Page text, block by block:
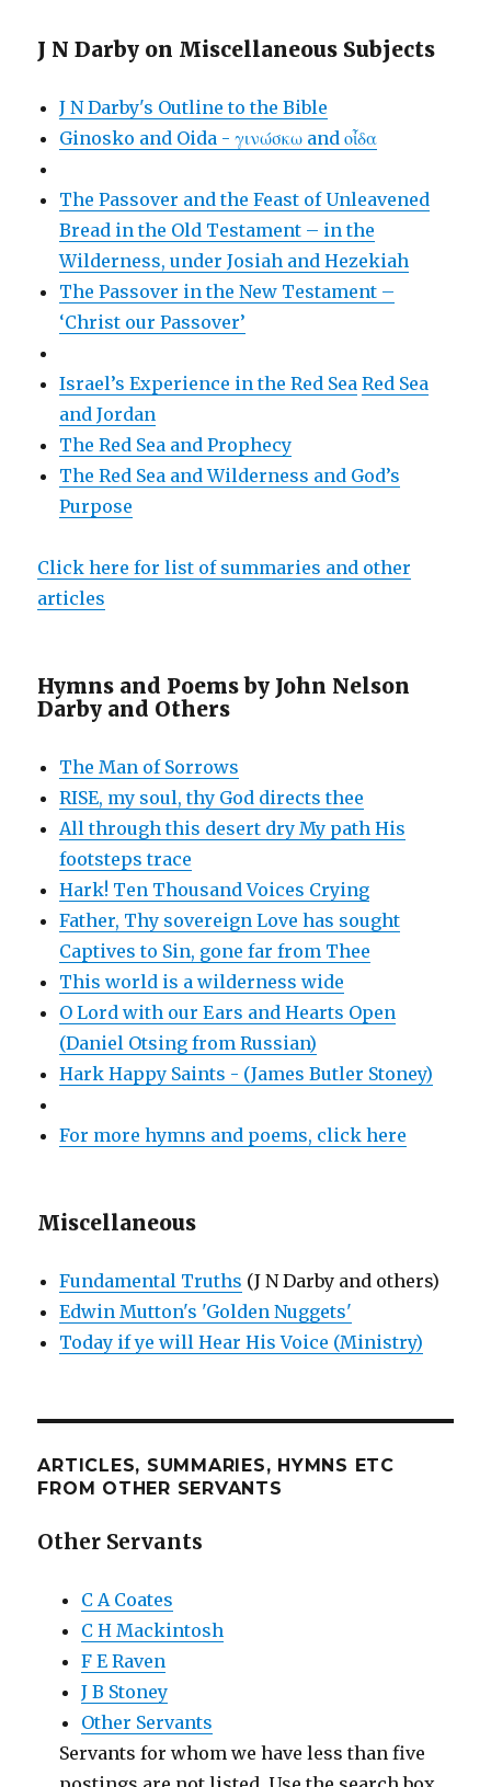
J N Darby on Miscellaneous Subjects
J N Darby's Outline to the Bible
Ginosko and Oida - γινώσκω and οἶδα
The Passover and the Feast of Unleavened
Bread in the Old Testament – in the
Wilderness, under Josiah and Hezekiah
The Passover in the New Testament –
‘Christ our Passover’
Israel’s Experience in the Red Sea Red Sea
and Jordan
The Red Sea and Prophecy
The Red Sea and Wilderness and God’s
Purpose
Click here for list of summaries and other
articles
Hymns and Poems by John Nelson
Darby and Others
The Man of Sorrows
RISE, my soul, thy God directs thee
All through this desert dry My path His
footsteps trace
Hark! Ten Thousand Voices Crying
Father, Thy sovereign Love has sought
Captives to Sin, gone far from Thee
This world is a wilderness wide
O Lord with our Ears and Hearts Open
(Daniel Otsing from Russian)
Hark Happy Saints - (James Butler Stoney)
For more hymns and poems, click here
Miscellaneous
Fundamental Truths (J N Darby and others)
Edwin Mutton's 'Golden Nuggets'
Today if ye will Hear His Voice (Ministry)
ARTICLES, SUMMARIES, HYMNS ETC
FROM OTHER SERVANTS
Other Servants
C A Coates
C H Mackintosh
F E Raven
J B Stoney
Other Servants
Servants for whom we have less than five